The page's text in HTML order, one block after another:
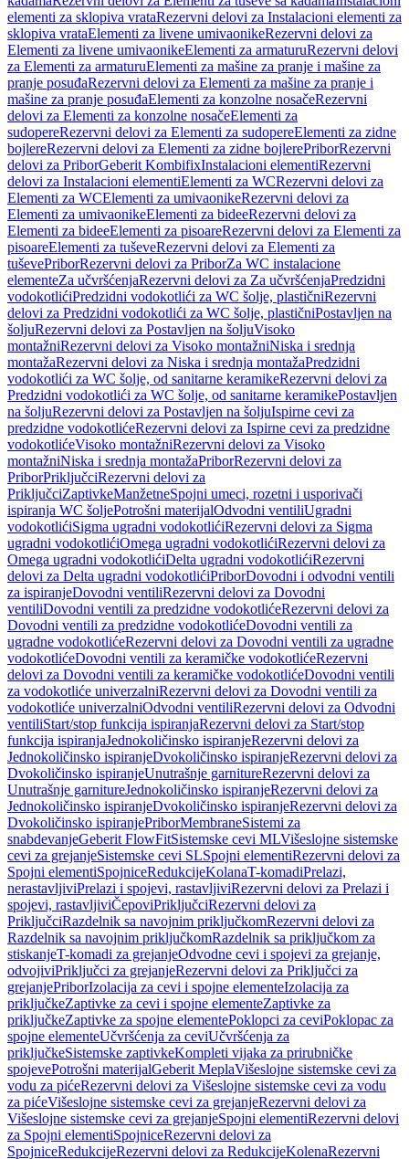
elementi za sklopiva vrataRezervni delovi za Instalacioni elementi za
sklopiva vrataElementi za livene umivaonikeRezervni delovi za
Elementi za livene umivaonikeElementi za armaturuRezervni delovi
za Elementi za armaturuElementi za mašine za pranje i mašine za
pranje posuđaRezervni delovi za Elementi za mašine za pranje i
mašine za pranje posuđaElementi za konzolne nosačeRezervni
delovi za Elementi za konzolne nosačeElementi za
sudopereRezervni delovi za Elementi za sudopereElementi za zidne
bojlereRezervni delovi za Elementi za zidne bojlerePriborRezervni
delovi za PriborGeberit KombifixInstalacioni elementiRezervni
delovi za Instalacioni elementiElementi za WCRezervni delovi za
Elementi za WCElementi za umivaonikeRezervni delovi za
Elementi za umivaonikeElementi za bideeRezervni delovi za
Elementi za bideeElementi za pisoareRezervni delovi za Elementi za
pisoareElementi za tuševeRezervni delovi za Elementi za
tuševePriborRezervni delovi za PriborZa WC instalacione
elementeZa učvršćenjaRezervni delovi za Za učvršćenjaPredzidni
vodokotlićiPredzidni vodokotlići za WC šolje, plastičniRezervni
delovi za Predzidni vodokotlići za WC šolje, plastičniPostavljen na
šoljuRezervni delovi za Postavljen na šoljuVisoko
montažniRezervni delovi za Visoko montažniNiska i srednja
montažaRezervni delovi za Niska i srednja montažaPredzidni
vodokotlići za WC šolje, od sanitarne keramikeRezervni delovi za
Predzidni vodokotlići za WC šolje, od sanitarne keramikePostavljen
na šoljuRezervni delovi za Postavljen na šoljuIspirne cevi za
predzidne vodokotlićeRezervni delovi za Ispirne cevi za predzidne
vodokotlićeVisoko montažniRezervni delovi za Visoko
montažniNiska i srednja montažaPriborRezervni delovi za
PriborPriključciRezervni delovi za
PriključciZaptivkeManžetneSpojni umeci, rozetni i usporivači
ispiranja WC šoljePotrošni materijalOdvodni ventiliUgradni
vodokotlićiSigma ugradni vodokotlićiRezervni delovi za Sigma
ugradni vodokotlićiOmega ugradni vodokotlićiRezervni delovi za
Omega ugradni vodokotlićiDelta ugradni vodokotlićiRezervni
delovi za Delta ugradni vodokotlićiPriborDovodni i odvodni ventili
za ispiranjeDovodni ventiliRezervni delovi za Dovodni
ventiliDovodni ventili za predzidne vodokotlićeRezervni delovi za
Dovodni ventili za predzidne vodokotlićeDovodni ventili za
ugradne vodokotlićeRezervni delovi za Dovodni ventili za ugradne
vodokotlićeDovodni ventili za keramičke vodokotlićeRezervni
delovi za Dovodni ventili za keramičke vodokotlićeDovodni ventili
za vodokotliće univerzalniRezervni delovi za Dovodni ventili za
vodokotliće univerzalniOdvodni ventiliRezervni delovi za Odvodni
ventiliStart/stop funkcija ispiranjaRezervni delovi za Start/stop
funkcija ispiranjaJednokoličinsko ispiranjeRezervni delovi za
Jednokoličinsko ispiranjeDvokoličinsko ispiranjeRezervni delovi za
Dvokoličinsko ispiranjeUnutrašnje garnitureRezervni delovi za
Unutrašnje garnitureJednokoličinsko ispiranjeRezervni delovi za
Jednokoličinsko ispiranjeDvokoličinsko ispiranjeRezervni delovi za
Dvokoličinsko ispiranjePriborMembraneSistemi za
snabdevanjeGeberit FlowFitSistemske cevi MLVišeslojne sistemske
cevi za grejanjeSistemske cevi SLSpojni elementiRezervni delovi za
Spojni elementiSpojniceRedukcijeKolanaT-komadiPrelazi,
nerastavljiviPrelazi i spojevi, rastavljiviRezervni delovi za Prelazi i
spojevi, rastavljiviČepoviPriključciRezervni delovi za
PriključciRazdelnik sa navojnim priključkomRezervni delovi za
Razdelnik sa navojnim priključkomRazdelnik sa priključkom za
stiskanjeT-komadi za grejanjeOdvodne cevi i spojevi za grejanje,
odvojiviPriključci za grejanjeRezervni delovi za Priključci za
grejanjePriborIzolacija za cevi i spojne elementeIzolacija za
priključkeZaptivke za cevi i spojne elementeZaptivke za
priključkeZaptivke za spojne elementePoklopci za ceviPoklopac za
spojne elementeUčvršćenja za ceviUčvršćenja za
priključkeSistemske zaptivkeKompleti vijaka za prirubničke
spojevePotrošni materijalGeberit MeplaVišeslojne sistemske cevi za
vodu za pićeRezervni delovi za Višeslojne sistemske cevi za vodu
za pićeVišeslojne sistemske cevi za grejanjeRezervni delovi za
Višeslojne sistemske cevi za grejanjeSpojni elementiRezervni delovi
za Spojni elementiSpojniceRezervni delovi za
SpojniceRedukcijeRezervni delovi za RedukcijeKolenaRezervni